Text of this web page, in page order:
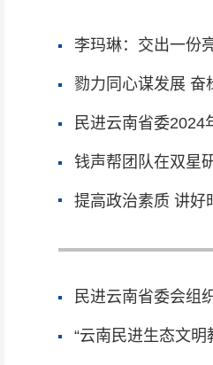
李玛琳：交出一份
勠力同心谋发展
民进云南省委2024
钱声帮团队在双星
提高政治素质 讲好
民进云南省委会组
“云南民进生态文明